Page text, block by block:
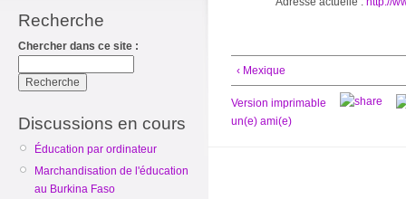
Recherche
Chercher dans ce site :
Discussions en cours
Éducation par ordinateur
Marchandisation de l'éducation
au Burkina Faso
‹ Mexique
Version imprimable
un(e) ami(e)